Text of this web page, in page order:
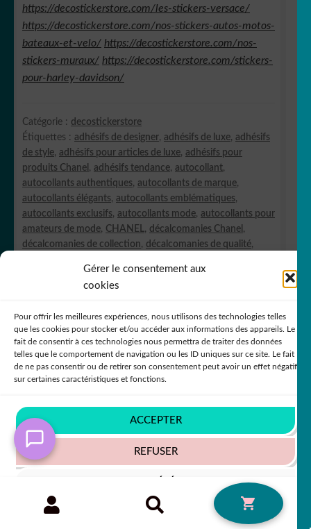
Gérer le consentement aux
cookies
Pour offrir les meilleures expériences, nous utilisons des technologies telles
que les cookies pour stocker et/ou accéder aux informations des appareils. Le
fait de consentir à ces technologies nous permettra de traiter des données
telles que le comportement de navigation ou les ID uniques sur ce site. Le fait
de ne pas consentir ou de retirer son consentement peut avoir un effet négatif
sur certaines caractéristiques et fonctions.
ACCEPTER
REFUSER
Politique de confidentialité
https://decostickerstore.com/les-stickers-versace/
https://decostickerstore.com/nos-stickers-autos-motos-
bateaux-et-velo/ https://decostickerstore.com/nos-
stickers-muraux/ https://decostickerstore.com/stickers-
pour-harley-davidson/
Catégorie : decostickerstore
Étiquettes : adhésifs de designer, adhésifs de luxe, adhésifs
de style, adhésifs pour articles de luxe, adhésifs pour
produits Chanel , adhésifs tendance, autocollant,
autocollants authentiques, autocollants de marque,
autocollants élégants, autocollants emblématiques,
autocollants exclusifs, autocollants mode, autocollants pour
amateurs de mode, CHANEL, décalcomanies Chanel ,
décalcomanies de collection, décalcomanies de qualité,
décoration de luxe ,LUXE, MODE,stickers Chanel
stickers de créateur
pour fans de Chanel,stickers pour fashionistas
Tous nos stickers autocollants Disney
Recherche
RECHERCHE